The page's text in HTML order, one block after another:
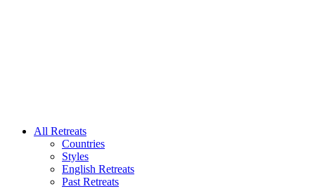
All Retreats
Countries
Styles
English Retreats
Past Retreats